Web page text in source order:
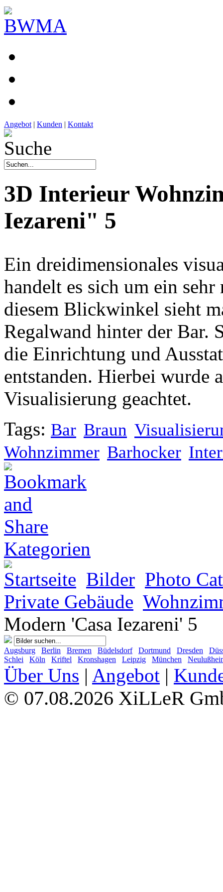
Angebot | Kunden | Kontakt
3D Interieur
Iezareni" 5
Ein dreidimensionales
handelt es sich um ein
diesem Blickwinkel sieht
Regalwand hinter der Bar.
die Einrichtung und
entstanden. Hierbei wurde
Visualisierung geachtet.
Tags: Bar Braun
Wohnzimmer Barhocker
Kategorien
Startseite Bilder Photo
Private Gebäude
Modern 'Casa Iezareni' 5
Augsburg Berlin Bremen Büdelsdorf Dortmund Dresden
Schlei
Köln Kriftel Kronshagen Leipzig München
Über Uns | Angebot |
© 07.08.2026 XiLLeR